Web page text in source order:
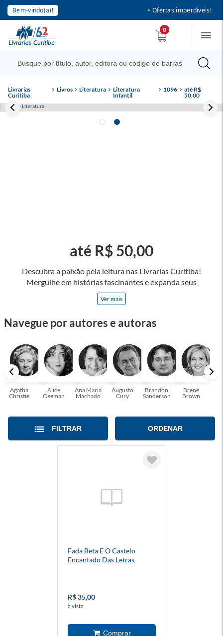
Bem-vindo(a)! • Ofertas imperdíveis!
0
Livrarias
Curitiba
Livros Literatura
Literatura
Infantil
1096
até R$
50,00
Descubra a paixão pela leitura nas Livrarias Curitiba!
Mergulhe em histórias fascinantes e expanda seus
horizontes, onde cada página é uma porta para novos
universos e perspectivas. Ler nos permite viajar sem sair do
e tenha a oportunidade de alcançar o seu crescimento
passe um tempo no mundo da imaginação! A leitura
transforma vidas e estamos aqui para ajudar a transformar a
sua! Tenha certeza, temos o livro perfeito para você!
Ver mais
até R$ 50,00
Navegue por autores e autoras
Agatha
Christie
Alice
Oseman
Ana Maria
Machado
Augusto
Cury
Brandon
Sanderson
Brené
Brown
FILTRAR ORDENAR
Fada Beta E O Castelo
Encantado Das Letras
R$ 35,00
à vista